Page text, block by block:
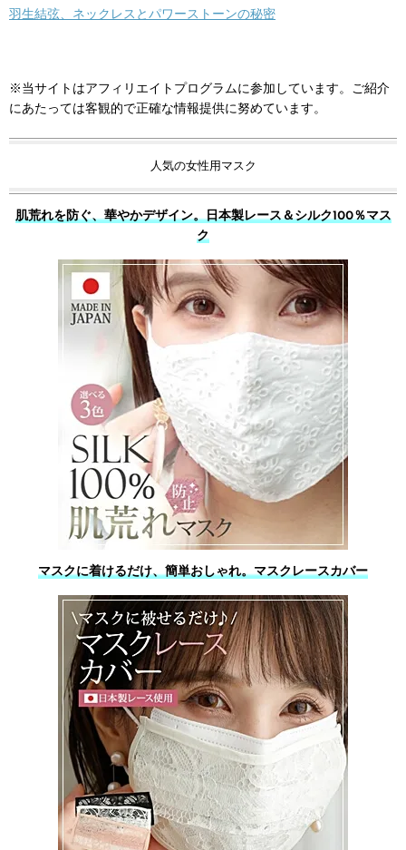
羽生結弦、ネックレスとパワーストーンの秘密
※当サイトはアフィリエイトプログラムに参加しています。ご紹介
にあたっては客観的で正確な情報提供に努めています。
人気の女性用マスク
肌荒れを防ぐ、華やかデザイン。日本製レース＆シルク100％マス
ク
マスクに着けるだけ、簡単おしゃれ。マスクレースカバー